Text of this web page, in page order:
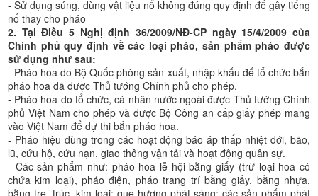
- Sử dụng súng, dùng vật liệu nổ không đúng quy định để gây tiếng
nổ thay cho pháo
2. Tại Điều 5 Nghị định 36/2009/NĐ-CP ngày 15/4/2009 của
Chính phủ quy định về các loại pháo, sản phẩm pháo được
sử dụng như sau:
- Pháo hoa do Bộ Quốc phòng sản xuất, nhập khẩu để tổ chức bắn
pháo hoa đã được Thủ tướng Chính phủ cho phép.
- Pháo hoa do tổ chức, cá nhân nước ngoài được Thủ tướng Chính
phủ Việt Nam cho phép và được Bộ Công an cấp giấy phép mang
vào Việt Nam để dự thi bắn pháo hoa.
- Pháo hiệu dùng trong các hoạt động báo áp thấp nhiệt đới, bão,
lũ, cứu hộ, cứu nạn, giao thông vận tải và hoạt động quân sự.
- Các sản phẩm như: pháo hoa lễ hội bằng giấy (trừ loại hoa có
chứa kim loại), pháo điện, pháo trang trí bằng giấy, bằng nhựa,
bằng tre, trúc, kim loại; que hương phát sáng; các sản phẩm phát